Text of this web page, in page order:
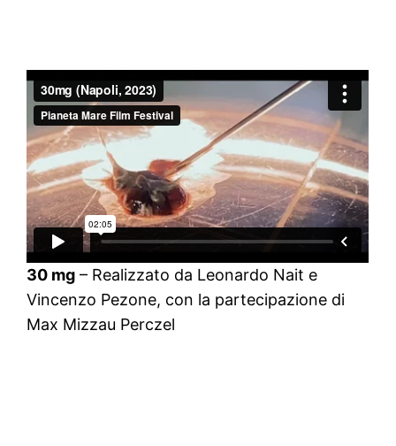
30 mg – Realizzato da Leonardo Nait e
Vincenzo Pezone, con la partecipazione di
Max Mizzau Perczel